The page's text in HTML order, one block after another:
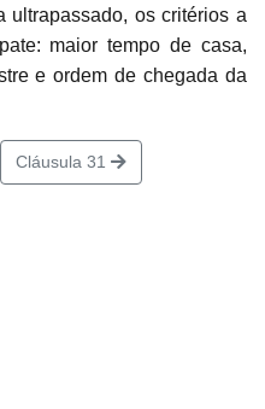
os critérios a
maior tempo de casa,
e ordem de chegada da
Cláusula 31